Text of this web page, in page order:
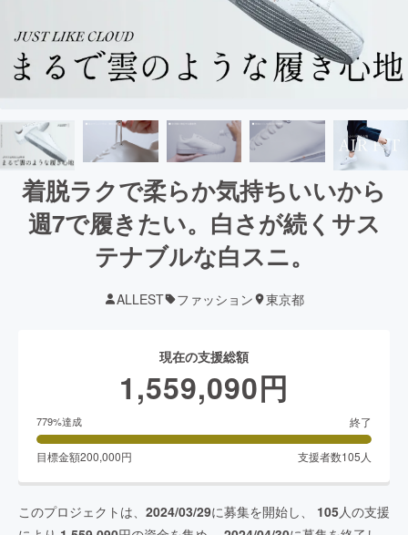
着脱ラクで柔らか気持ちいいから
週7で履きたい。白さが続くサス
テナブルな白スニ。
ALLEST ファッション 東京都
現在の支援総額
1,559,090円
779%達成 終了
目標金額200,000円 支援者数105 人
このプロジェクトは、 2024/03/29に募集を開始し、 105人の支援